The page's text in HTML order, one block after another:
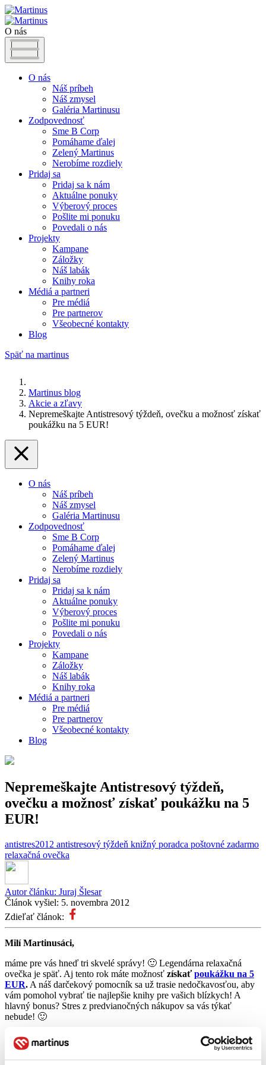
O nás
O nás
Náš príbeh
Náš zmysel
Galéria Martinusu
Zodpovednosť
Sme B Corp
Pomáhame ďalej
Zelený Martinus
Nerobíme rozdiely
Pridaj sa
Pridaj sa k nám
Aktuálne ponuky
Výberový proces
Pošlite mi ponuku
Povedali o nás
Projekty
Kampane
Záložky
Náš labák
Knihy roka
Médiá a partneri
Pre médiá
Pre partnerov
Všeobecné kontakty
Blog
Späť na martinus
Martinus blog
Akcie a zľavy
Nepremeškajte Antistresový týždeň, ovečku a možnosť získať
poukážku na 5 EUR!
O nás
Náš príbeh
Náš zmysel
Galéria Martinusu
Zodpovednosť
Sme B Corp
Pomáhame ďalej
Zelený Martinus
Nerobíme rozdiely
Pridaj sa
Pridaj sa k nám
Aktuálne ponuky
Výberový proces
Pošlite mi ponuku
Povedali o nás
Projekty
Kampane
Záložky
Náš labák
Knihy roka
Médiá a partneri
Pre médiá
Pre partnerov
Všeobecné kontakty
Blog
Nepremeškajte Antistresový týždeň,
ovečku a možnosť získať poukážku na 5
EUR!
antistres2012 antistresový týždeň knižný poradca poštovné zadarmo
relaxačná ovečka
Autor článku: Juraj Šlesar
Článok vyšiel: 5. novembra 2012
Zdieľať článok:
Milí Martinusáci,
máme pre vás hneď tri skvelé správy! 🙂 Legendárna relaxačná
ovečka je späť. Aj tento rok máte možnosť získaťpoukážku na 5
EUR. A náš darčekový pomocník sa už trasie nedočkavosťou, aby
vám pomohol vybrať tie najlepšie knihy pre vašich blízkych! A
hlavný bonus? Stres z predvianočných nákupov sa vás týkať
nebude! 🙂
Predvianočný stres? A na čo, keď je tu Antistresový týždeň?